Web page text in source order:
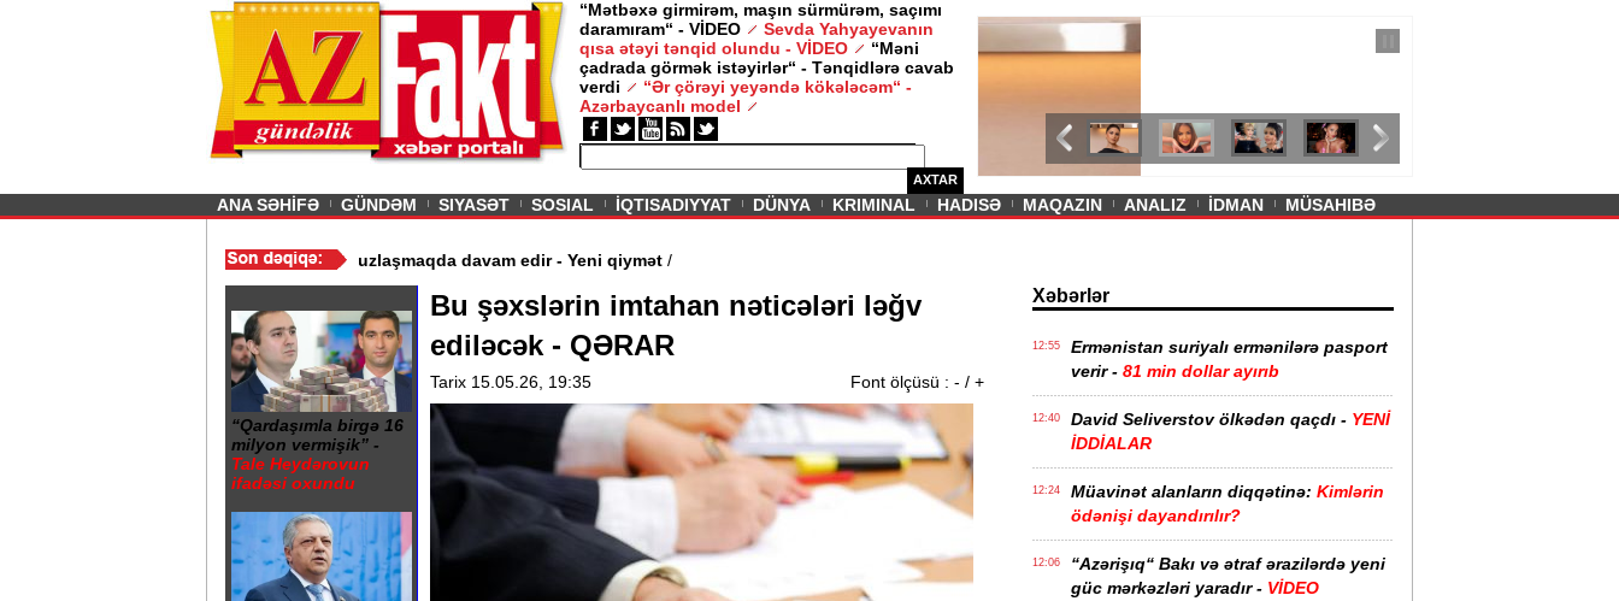
“Mətbəxə girmirəm, maşın sürmürəm, saçımı
daramıram“ - VİDEO
Sevda Yahyayevanın
qısa ətəyi tənqid olundu - VİDEO
“Məni
çadrada görmək istəyirlər“ - Tənqidlərə cavab
verdi
“Ər çörəyi yeyəndə kökələcəm“ -
Azərbaycanlı model
AXTAR
— 11 İyul 2026
Previous
ANA SƏHİFƏ GÜNDƏM SIYASƏT SOSIAL İQTISADIYYAT DÜNYA KRIMINAL HADISƏ MAQAZIN ANALIZ İDMAN MÜSAHIBƏ
dayandırıldı - Video/ Azərbaycan nefti ucuzlaşmaqda davam edir - Yeni qiymət
“Qardaşımla birgə 16
milyon vermişik” -
Tale Heydərovun
ifadəsi oxundu
Bu şəxslərin imtahan nəticələri ləğv
ediləcək - QƏRAR
Tarix 15.05.26, 19:35 Font ölçüsü : - / +
Xəbərlər
12:55
Ermənistan suriyalı ermənilərə pasport
verir - 81 min dollar ayırıb
12:40 David Seliverstov ölkədən qaçdı - YENİ
İDDİALAR
12:24 Müavinət alanların diqqətinə: Kimlərin
ödənişi dayandırılır?
12:06
“Azərişıq“ Bakı və ətraf ərazilərdə yeni
güc mərkəzləri yaradır - VİDEO